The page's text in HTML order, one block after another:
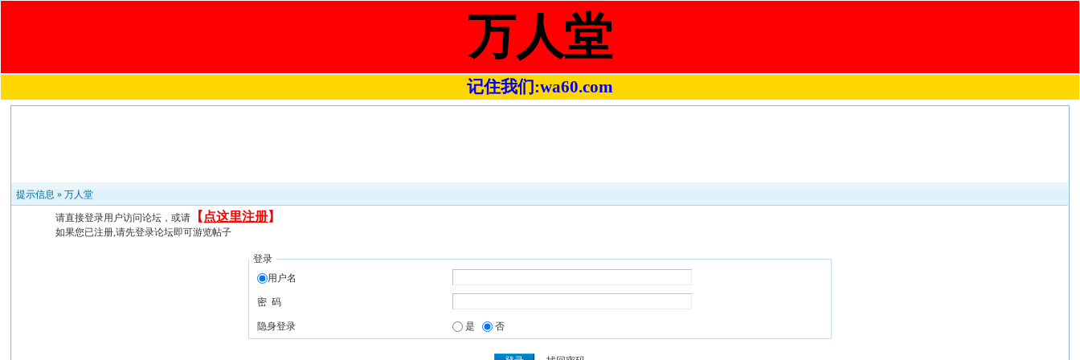
万人堂
记住我们:wa60.com
提示信息 »万人堂
请直接登录用户访问论坛，或请 【 点这里注册】
如果您已注册,请先登录论坛即可游览帖子
登录
用户名
密 码
隐身登录 是 否